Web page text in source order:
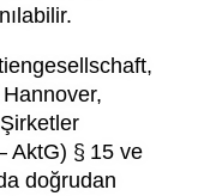
AktG) § 15 ve
doğrudan